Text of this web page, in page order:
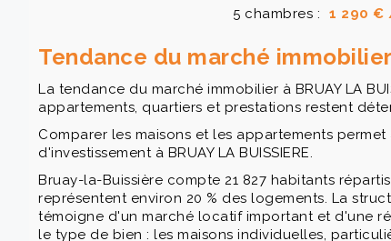
5 chambres : 1 290 €
Tendance du marché immobilier
La tendance du marché immobilier à BRUAY LA
appartements, quartiers et prestations restent
Comparer les maisons et les appartements
d'investissement à BRUAY LA BUISSIERE.
Bruay-la-Buissière compte 21 827 habitants
représentent environ 20 % des logements. La
témoigne d'un marché locatif important et d'une
le type de bien : les maisons individuelles,